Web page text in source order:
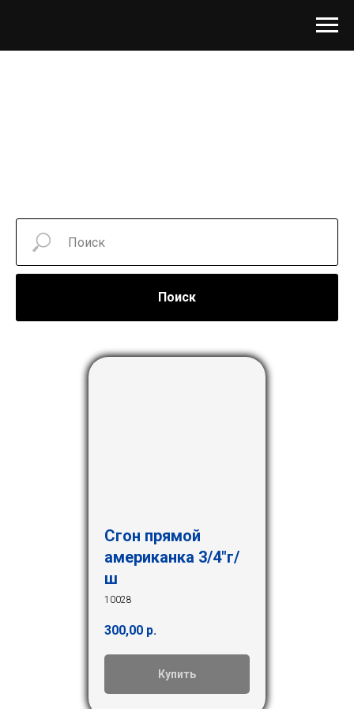
Поиск
Сгон прямой
американка 3/4"г/
ш
10028
300,00 р.
Купить